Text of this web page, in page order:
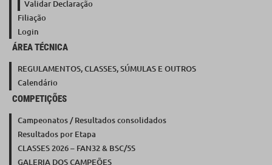
Validar Declaração
Filiação
Login
ÁREA TÉCNICA
REGULAMENTOS, CLASSES, SÚMULAS E OUTROS
Calendário
COMPETIÇÕES
Campeonatos / Resultados consolidados
Resultados por Etapa
CLASSES 2026 – FAN32 & BSC/5S
GALERIA DOS CAMPEÕES